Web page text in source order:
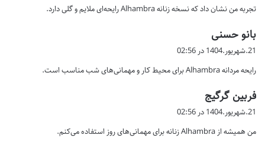
:
تجربه من نشان داد که نسخه زنانه Alhambra رایحه‌ای ملایم و گلی دارد.
بانو حسنی
ف
:
21.شهریور.1404 در 02:56
رایحه مردانه Alhambra برای محیط کار و مهمانی‌های شب مناسب است.
فربین گرگیج
ت
:
21.شهریور.1404 در 02:56
من همیشه از Alhambra زنانه برای مهمانی‌های روز استفاده می‌کنم.